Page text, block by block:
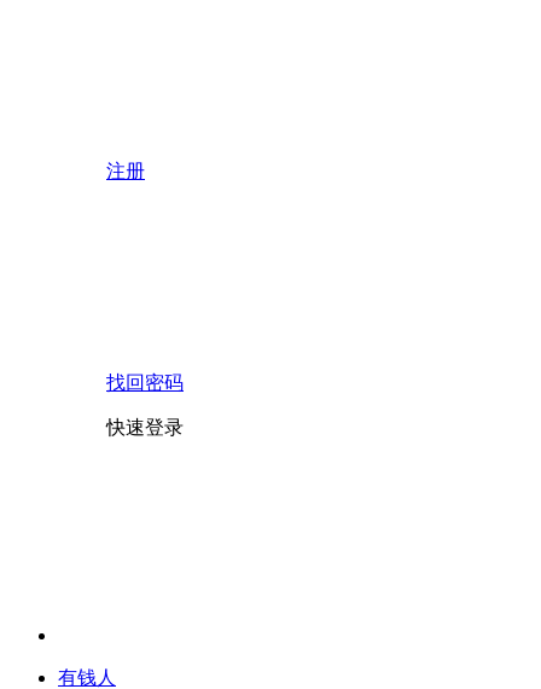
注册
找回密码
快速登录
有钱人